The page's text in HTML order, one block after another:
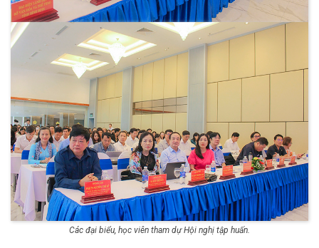
Các đại biểu, học viên tham dự Hội nghị tập huấn.